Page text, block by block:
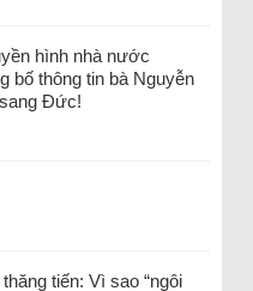
hình nhà nước
bố thông tin bà Nguyễn
Đức!
tiến: Vì sao “ngôi